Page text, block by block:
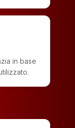
in base